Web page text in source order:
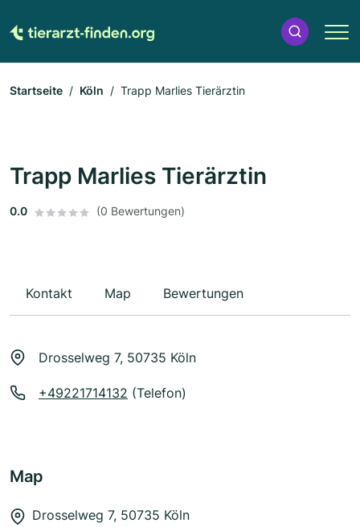
Startseite Köln Trapp Marlies Tierärztin
Trapp Marlies Tierärztin
0.0 (0 Bewertungen)
Kontakt Map Bewertungen
Drosselweg 7, 50735 Köln
+49221714132 (Telefon)
Map
Drosselweg 7, 50735 Köln